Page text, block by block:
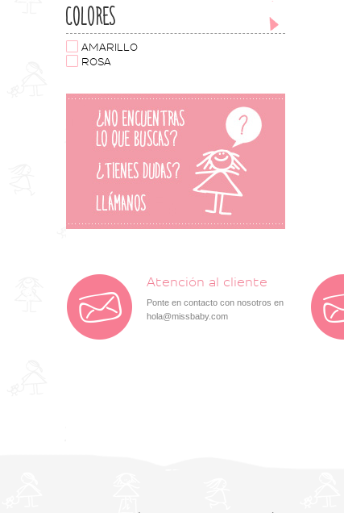
COLORES
AMARILLO
ROSA
Atención al cliente
Ponte en contacto con nosotros en
hola@missbaby.com